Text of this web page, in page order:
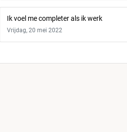
Ik voel me completer als ik werk
Vrijdag, 20 mei 2022